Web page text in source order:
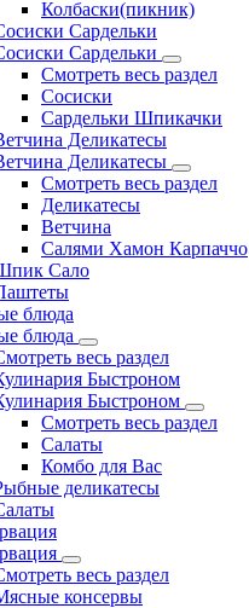
Колбаски(пикник)
Сардельки
Сардельки
Смотреть весь раздел
Сосиски
Сардельки Шпикачки
Деликатесы
Деликатесы
Смотреть весь раздел
Деликатесы
Ветчина
Салями Хамон Карпаччо
Сало
блюда
блюда
весь раздел
Быстроном
Быстроном
Смотреть весь раздел
Салаты
Комбо для Вас
деликатесы
весь раздел
консервы